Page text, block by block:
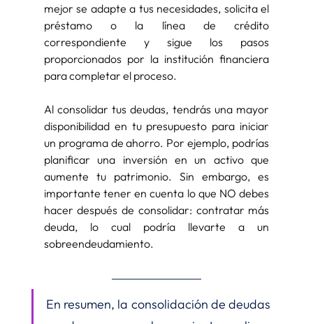
mejor se adapte a tus necesidades, solicita el
préstamo o la línea de crédito
correspondiente y sigue los pasos
proporcionados por la institución financiera
para completar el proceso.
Al consolidar tus deudas, tendrás una mayor
disponibilidad en tu presupuesto para iniciar
un programa de ahorro. Por ejemplo, podrías
planificar una inversión en un activo que
aumente tu patrimonio. Sin embargo, es
importante tener en cuenta lo que NO debes
hacer después de consolidar: contratar más
deuda, lo cual podría llevarte a un
sobreendeudamiento.
En resumen, la consolidación de deudas